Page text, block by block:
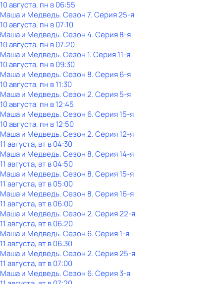
10 августа, пн в 06:55
Маша и Медведь. Сезон 7. Серия 25-я
10 августа, пн в 07:10
Маша и Медведь. Сезон 4. Серия 8-я
10 августа, пн в 07:20
Маша и Медведь. Сезон 1. Серия 11-я
10 августа, пн в 09:30
Маша и Медведь. Сезон 8. Серия 6-я
10 августа, пн в 11:30
Маша и Медведь. Сезон 2. Серия 5-я
10 августа, пн в 12:45
Маша и Медведь. Сезон 6. Серия 15-я
10 августа, пн в 12:50
Маша и Медведь. Сезон 2. Серия 12-я
11 августа, вт в 04:30
Маша и Медведь. Сезон 8. Серия 14-я
11 августа, вт в 04:50
Маша и Медведь. Сезон 8. Серия 15-я
11 августа, вт в 05:00
Маша и Медведь. Сезон 8. Серия 16-я
11 августа, вт в 06:00
Маша и Медведь. Сезон 2. Серия 22-я
11 августа, вт в 06:20
Маша и Медведь. Сезон 6. Серия 1-я
11 августа, вт в 06:30
Маша и Медведь. Сезон 2. Серия 25-я
11 августа, вт в 07:00
Маша и Медведь. Сезон 6. Серия 3-я